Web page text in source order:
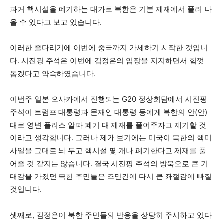
과거 핵시설을 폐기하는 대가로 북한은 기본 제재에서 풀려 나
올 수 있다고 보고 있습니다.
이러한 줄다리기에 이번에 중국까지 가세하기 시작한 것입니
다. 시진핑 주석은 이번에 김정은의 입장을 지지하면서 힘껏
돕겠다고 약속하였습니다.
이번주 일본 오사카에서 진행되는 G20 정상회담에서 시진핑
주석이 트럼프 대통령과 문재인 대통령 등에게 북한의 안(안)
대로 영변 플러스 알파 폐기 대 제재를 풀어주자고 제기할 것
이라고 생각합니다. 그러나 제가 보기에는 미국이 북한의 핵미
사일을 그대로 놔 두고 핵시설 몇 개나 폐기한다고 제재를 풀
어줄 것 같지는 않습니다. 결국 시진핑 주석의 방북으로 큰 기
대감을 가졌던 북한 주민들은 조만간에 다시 큰 좌절감에 빠질
것입니다.
셋째로, 김정은이 북한 주민들의 반응을 상당히 주시하고 있다